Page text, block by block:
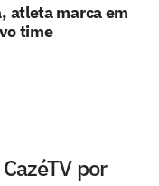
atleta marca em
time
por